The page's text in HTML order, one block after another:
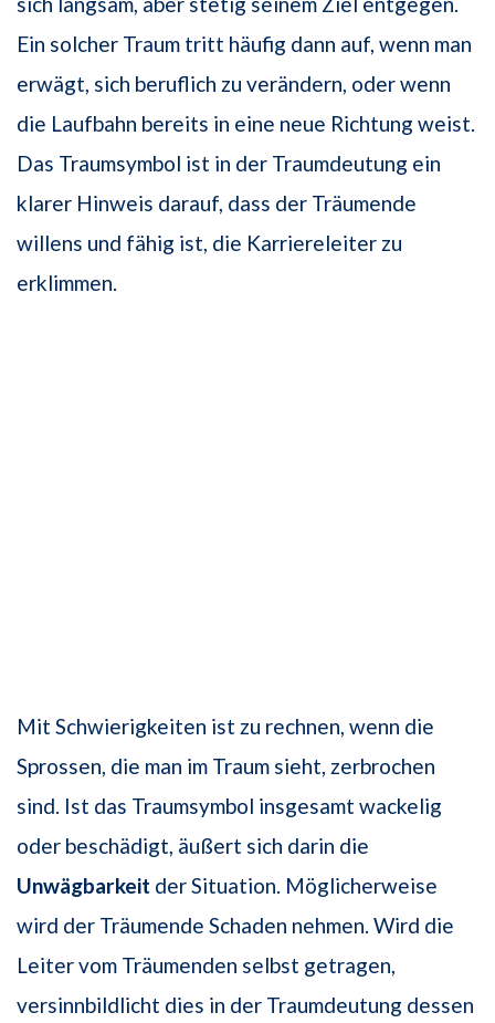
Ein solcher Traum tritt häufig dann auf, wenn man
erwägt, sich beruflich zu verändern, oder wenn
die Laufbahn bereits in eine neue Richtung weist.
Das Traumsymbol ist in der Traumdeutung ein
klarer Hinweis darauf, dass der Träumende
willens und fähig ist, die Karriereleiter zu
erklimmen.
Mit Schwierigkeiten ist zu rechnen, wenn die
Sprossen, die man im Traum sieht, zerbrochen
sind. Ist das Traumsymbol insgesamt wackelig
oder beschädigt, äußert sich darin die
Unwägbarkeit der Situation. Möglicherweise
wird der Träumende Schaden nehmen. Wird die
Leiter vom Träumenden selbst getragen,
versinnbildlicht dies in der Traumdeutung dessen